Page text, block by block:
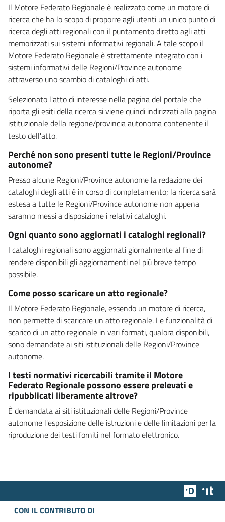
Il Motore Federato Regionale è realizzato come un motore di
ricerca che ha lo scopo di proporre agli utenti un unico punto di
ricerca degli atti regionali con il puntamento diretto agli atti
memorizzati sui sistemi informativi regionali. A tale scopo il
Motore Federato Regionale è strettamente integrato con i
sistemi informativi delle Regioni/Province autonome
attraverso uno scambio di cataloghi di atti.
Selezionato l'atto di interesse nella pagina del portale che
riporta gli esiti della ricerca si viene quindi indirizzati alla pagina
istituzionale della regione/provincia autonoma contenente il
testo dell'atto.
Perché non sono presenti tutte le Regioni/Province
autonome?
Presso alcune Regioni/Province autonome la redazione dei
cataloghi degli atti è in corso di completamento; la ricerca sarà
estesa a tutte le Regioni/Province autonome non appena
saranno messi a disposizione i relativi cataloghi.
Ogni quanto sono aggiornati i cataloghi regionali?
I cataloghi regionali sono aggiornati giornalmente al fine di
rendere disponibili gli aggiornamenti nel più breve tempo
possibile.
Come posso scaricare un atto regionale?
Il Motore Federato Regionale, essendo un motore di ricerca,
non permette di scaricare un atto regionale. Le funzionalità di
scarico di un atto regionale in vari formati, qualora disponibili,
sono demandate ai siti istituzionali delle Regioni/Province
autonome.
I testi normativi ricercabili tramite il Motore
Federato Regionale possono essere prelevati e
ripubblicati liberamente altrove?
È demandata ai siti istituzionali delle Regioni/Province
autonome l'esposizione delle istruzioni e delle limitazioni per la
riproduzione dei testi forniti nel formato elettronico.
Team
CON IL CONTRIBUTO DI